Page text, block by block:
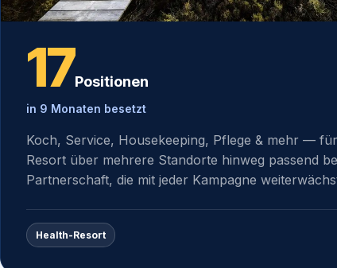
17Positionen
in 9 Monaten besetzt
Koch, Service, Housekeeping, Pflege & mehr —
Resort über mehrere Standorte hinweg passend
Partnerschaft, die mit jeder Kampagne
Health-Resort